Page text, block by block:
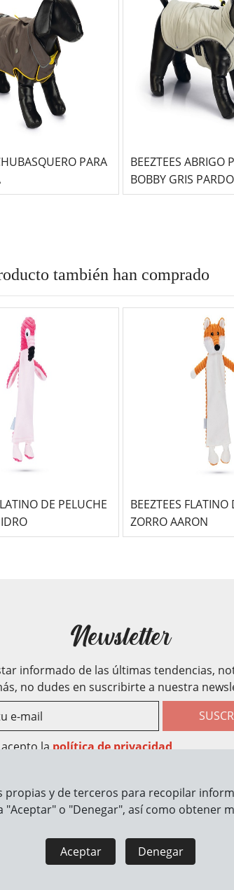
PARA
BEEZTEES ABRIGO
BOBBY GRIS PARDO
también han comprado
DE PELUCHE
BEEZTEES FLATINO
ZORRO AARON
Newsletter
informado de las últimas tendencias,
no dudes en suscribirte a nuestra
la política de privacidad
Cómo
y de terceros para recopilar
"Aceptar" o "Denegar", así como obtener
Aceptar Denegar